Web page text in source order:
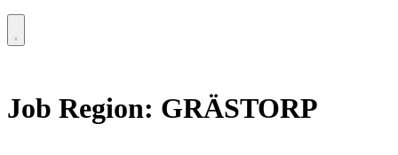
Job Region: GRÄSTORP